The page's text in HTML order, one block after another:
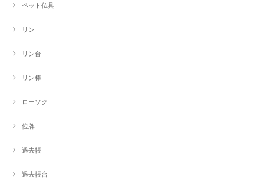
ペット仏具
リン
リン台
リン棒
ローソク
位牌
過去帳
過去帳台